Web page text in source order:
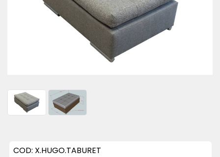
COD: X.HUGO.TABURET